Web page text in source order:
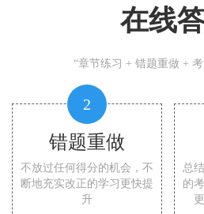
在线
“章节练习 + 错题重做 +
2
错题重做
不放过任何得分的机会，不
断地充实改正的学习更快提
升
总
的